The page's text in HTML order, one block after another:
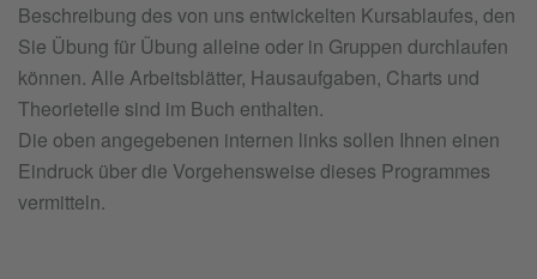
Beschreibung des von uns entwickelten Kursablaufes, den
Sie Übung für Übung alleine oder in Gruppen durchlaufen
können. Alle Arbeitsblätter, Hausaufgaben, Charts und
Theorieteile sind im Buch enthalten.
Die oben angegebenen internen links sollen Ihnen einen
Eindruck über die Vorgehensweise dieses Programmes
vermitteln.